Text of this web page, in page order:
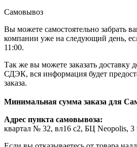
Самовывоз
Вы можете самостоятельно забрать
компании уже на следующий день,
11:00.
Так же вы можете заказать доставку
СДЭК, вся информация будет
заказа.
Минимальная сумма заказа для
Адрес пункта самовывоза:
квартал № 32, вл16 с2, БЦ Neopolis, 3